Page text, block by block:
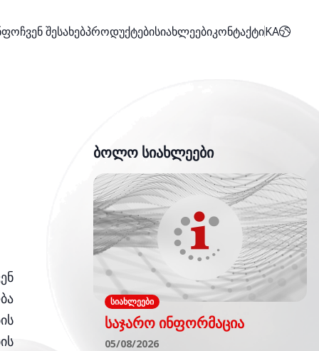
ჩვენ შესახებპროდუქტებისიახლეებიკონტაქტიKA
ბოლო სიახლეები
ᲡᲘᲐᲮᲚᲔᲔᲑᲘ
საჯარო ინფორმაცია
05/08/2026